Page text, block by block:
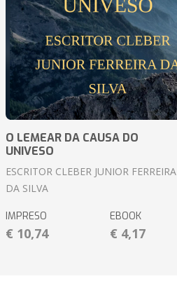
O LEMEAR DA CAUSA DO
UNIVESO
ESCRITOR CLEBER JUNIOR FERREIRA
DA SILVA
IMPRESO
€ 10,74
EBOOK
€ 4,17